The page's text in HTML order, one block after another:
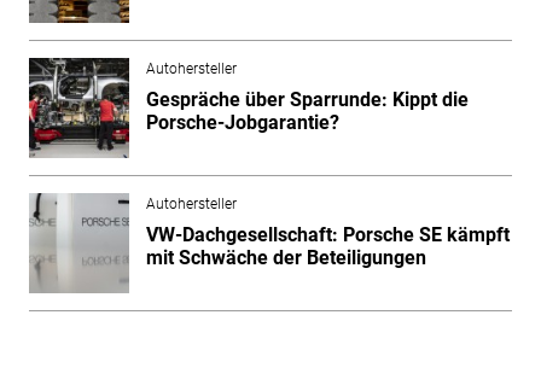
Autohersteller
Gespräche über Sparrunde: Kippt die
Porsche-Jobgarantie?
Autohersteller
VW-Dachgesellschaft: Porsche SE kämpft
mit Schwäche der Beteiligungen